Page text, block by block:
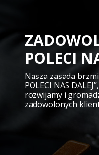
POLECI
Nasza zasada
POLECI NAS
rozwijamy i
zadowolonych